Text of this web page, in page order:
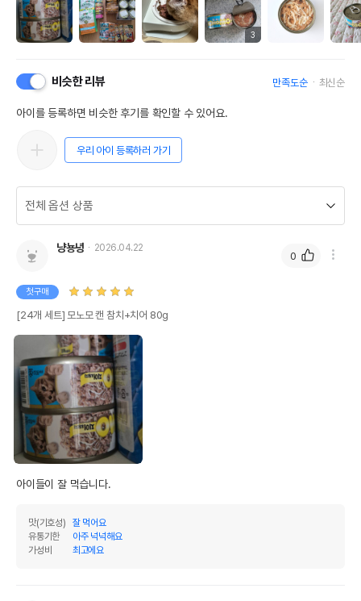
3
비슷한 리뷰 만족도순 최신순
아이를 등록하면 비슷한 후기를 확인할 수 있어요.
우리 아이 등록하러 가기
냥뇽녕 2026.04.22
첫구매
[24개 세트] 모노모 캔 참치+치어 80g
아이들이 잘 먹습니다.
맛(기호성)
잘 먹어요
유통기한
아주 넉넉해요
가성비
최고에요
0